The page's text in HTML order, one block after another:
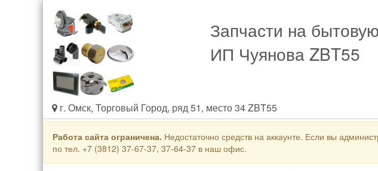
г. Омск, Торговый Город, ряд 51, место 34 ZBT55
Запчасти на
ИП Чуянова ZBT55
Работа сайта ограничена. Недостаточно средств на аккаунте. Если вы
по тел. +7 (3812) 37-67-37, 37-64-37 в наш офис.